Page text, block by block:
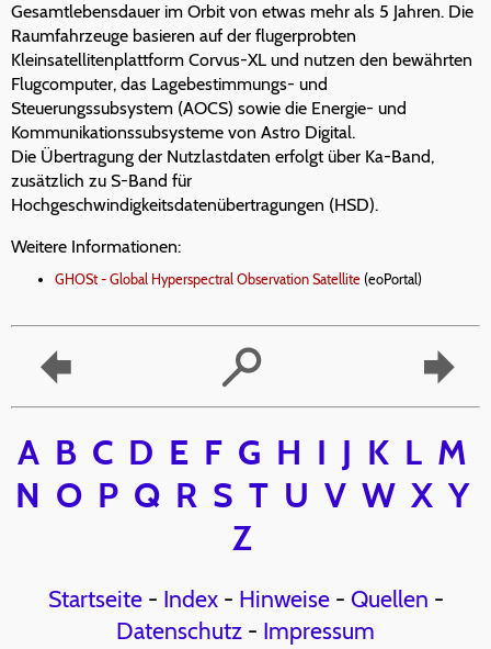
Gesamtlebensdauer im Orbit von etwas mehr als 5 Jahren. Die
Raumfahrzeuge basieren auf der flugerprobten
Kleinsatellitenplattform Corvus-XL und nutzen den bewährten
Flugcomputer, das Lagebestimmungs- und
Steuerungssubsystem (AOCS) sowie die Energie- und
Kommunikationssubsysteme von Astro Digital.
Die Übertragung der Nutzlastdaten erfolgt über Ka-Band,
zusätzlich zu S-Band für
Hochgeschwindigkeitsdatenübertragungen (HSD).
Weitere Informationen:
GHOSt - Global Hyperspectral Observation Satellite (eoPortal)
A B C D E F G H I J K L M
N O P Q R S T U V W X Y
Z
Startseite- Index- Hinweise- Quellen -
Datenschutz - Impressum